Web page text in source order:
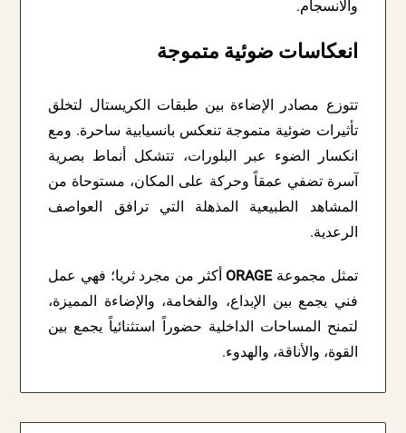
والانسجام.
انعكاسات ضوئية متموجة
تتوزع مصادر الإضاءة بين طبقات الكريستال لتخلق
تأثيرات ضوئية متموجة تنعكس بانسيابية ساحرة. ومع
انكسار الضوء عبر البلورات، تتشكل أنماط بصرية
آسرة تضفي عمقاً وحركة على المكان، مستوحاة من
المشاهد الطبيعية المذهلة التي ترافق العواصف
الرعدية.
تمثل مجموعةORAGE أكثر من مجرد ثريا؛ فهي عمل
فني يجمع بين الإبداع، والفخامة، والإضاءة المميزة،
لتمنح المساحات الداخلية حضوراً استثنائياً يجمع بين
القوة، والأناقة، والهدوء.